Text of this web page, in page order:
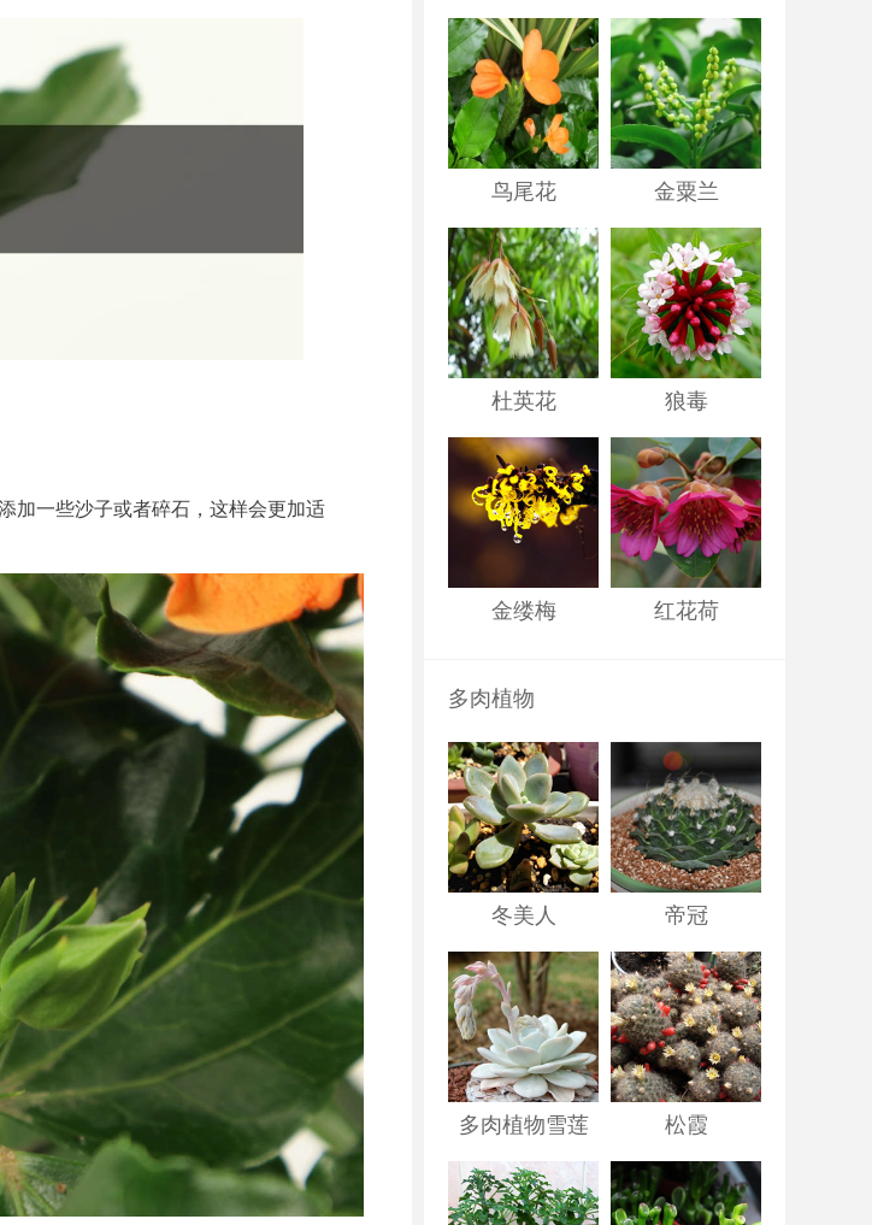
加一些沙子或者碎石，这样会更加适
鸟尾花 金粟兰
杜英花 狼毒
金缕梅 红花荷
多肉植物
冬美人 帝冠
多肉植物雪莲 松霞